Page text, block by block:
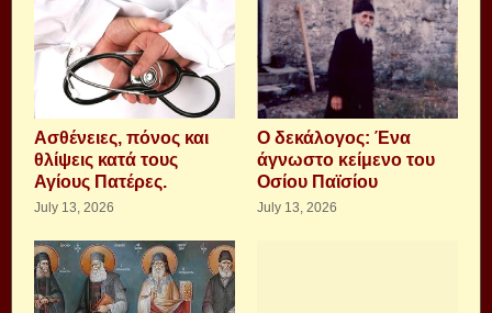
Aσθένειες, πόνος και
θλίψεις κατά τους
Αγίους Πατέρες.
July 13, 2026
Ο δεκάλογος: Ένα
άγνωστο κείμενο του
Οσίου Παϊσίου
July 13, 2026